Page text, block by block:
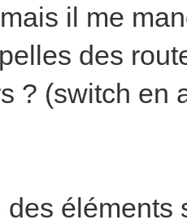
il me
des
? (switch en
des